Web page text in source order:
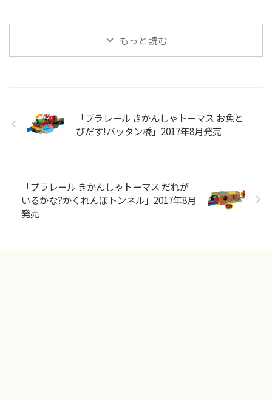
もっと読む
「プラレール きかんしゃトーマス お魚と
びだす!バッタン橋」2017年8月発売
「プラレール きかんしゃトーマス だれが
いるかな?かくれんぼトンネル」2017年8月
発売